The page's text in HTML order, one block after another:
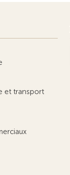
et transport